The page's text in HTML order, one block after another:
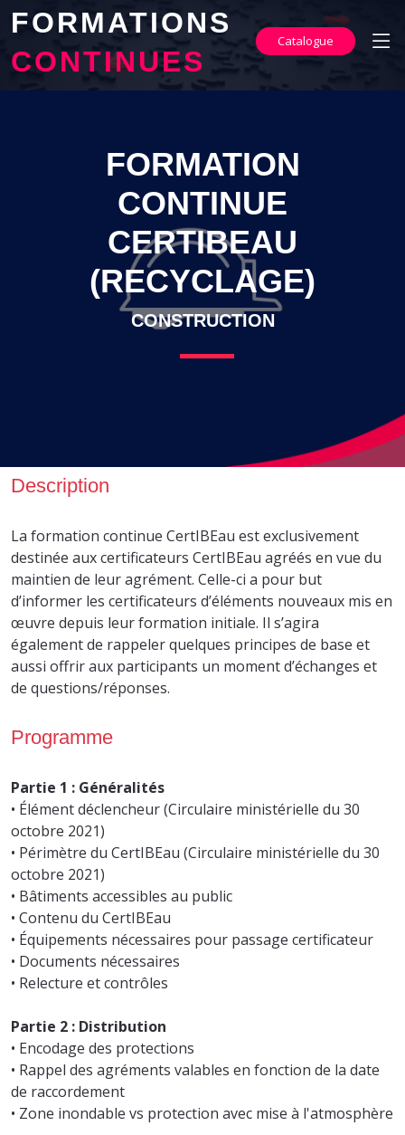
FORMATIONS
CONTINUES
Catalogue
FORMATION
CONTINUE
CERTIBEAU
(RECYCLAGE)
CONSTRUCTION
Description
La formation continue CertIBEau est exclusivement
destinée aux certificateurs CertIBEau agréés en vue du
maintien de leur agrément. Celle-ci a pour but
d’informer les certificateurs d’éléments nouveaux mis en
œuvre depuis leur formation initiale. Il s’agira
également de rappeler quelques principes de base et
aussi offrir aux participants un moment d’échanges et
de questions/réponses.
Programme
Partie 1 : Généralités
• Élément déclencheur (Circulaire ministérielle du 30
octobre 2021)
• Périmètre du CertIBEau (Circulaire ministérielle du 30
octobre 2021)
• Bâtiments accessibles au public
• Contenu du CertIBEau
• Équipements nécessaires pour passage certificateur
• Documents nécessaires
• Relecture et contrôles
Partie 2 : Distribution
• Encodage des protections
• Rappel des agréments valables en fonction de la date
de raccordement
• Zone inondable vs protection avec mise à l'atmosphère